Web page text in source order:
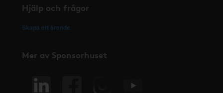
Hjälp och frågor
Skapa ett ärende
Mer av Sponsorhuset